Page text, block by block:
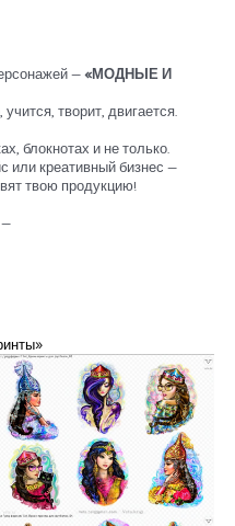
—«МОДНЫЕ И
творит, двигается.
блокнотах и не только.
или креативный бизнес —
твою продукцию!
—